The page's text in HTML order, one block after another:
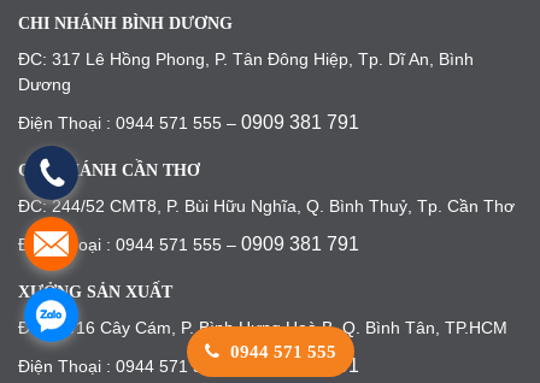
CHI NHÁNH BÌNH DƯƠNG
ĐC: 317 Lê Hồng Phong, P. Tân Đông Hiệp, Tp. Dĩ An, Bình
Dương
Điện Thoại : 0944 571 555 – 0909 381 791
CHI NHÁNH CẦN THƠ
ĐC: 244/52 CMT8, P. Bùi Hữu Nghĩa, Q. Bình Thuỷ, Tp. Cần Thơ
Điện Thoại : 0944 571 555 – 0909 381 791
XƯỞNG SẢN XUẤT
ĐC: 45/16 Cây Cám, P. Bình Hưng Hoà B, Q. Bình Tân, TP.HCM
Điện Thoại : 0944 571 555 –
0909 381 791
0944 571 555